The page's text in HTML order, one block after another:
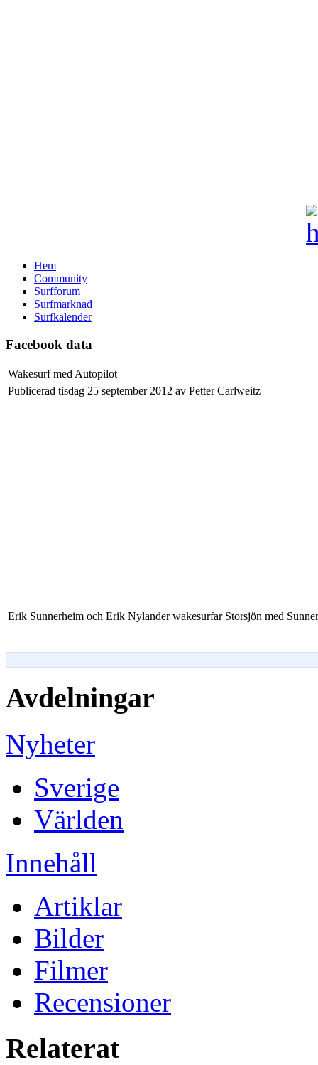
Hem
Community
Surfforum
Surfmarknad
Surfkalender
Facebook data
Wakesurf med Autopilot
Publicerad tisdag 25 september 2012 av Petter Carlweitz
Erik Sunnerheim och Erik Nylander wakesurfar Storsjön med
Avdelningar
Nyheter
Sverige
Världen
Innehåll
Artiklar
Bilder
Filmer
Recensioner
Relaterat